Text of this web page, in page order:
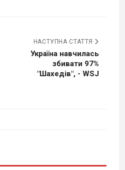
НАСТУПНА СТАТТЯ
Україна навчилась
збивати 97%
"Шахедів", - WSJ